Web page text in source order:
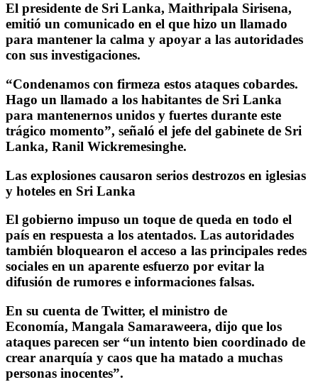
El presidente de Sri Lanka, Maithripala Sirisena,
emitió un comunicado en el que hizo un llamado
para mantener la calma y apoyar a las autoridades
con sus investigaciones.
“Condenamos con firmeza estos ataques cobardes.
Hago un llamado a los habitantes de Sri Lanka
para mantenernos unidos y fuertes durante este
trágico momento”, señaló el jefe del gabinete de Sri
Lanka, Ranil Wickremesinghe.
Las explosiones causaron serios destrozos en iglesias
y hoteles en Sri Lanka
El gobierno impuso un toque de queda en todo el
país en respuesta a los atentados. Las autoridades
también bloquearon el acceso a las principales redes
sociales en un aparente esfuerzo por evitar la
difusión de rumores e informaciones falsas.
En su cuenta de Twitter, el ministro de
Economía, Mangala Samaraweera, dijo que los
ataques parecen ser “un intento bien coordinado de
crear anarquía y caos que ha matado a muchas
personas inocentes”.